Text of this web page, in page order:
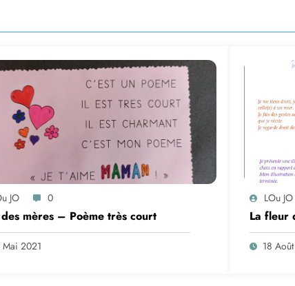
JO 0
mères – Poème très court
2021
LOu JO
La fleur
18